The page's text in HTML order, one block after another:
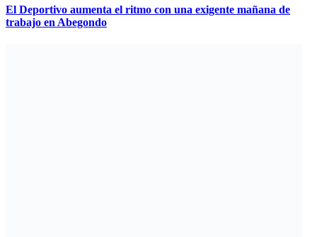
El Deportivo aumenta el ritmo con una exigente mañana de
trabajo en Abegondo